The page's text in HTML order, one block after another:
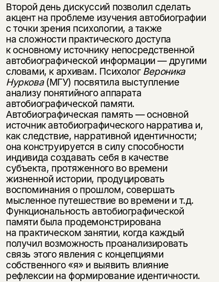
Второй день дискуссий позволил сделать
акцент на проблеме изучения автобиографии
с точки зрения психологии, а также
на сложности практического доступа
к основному источнику непосредственной
автобиографической информации — другими
словами, к архивам. Психолог Вероника
Нуркова (МГУ) посвятила выступление
анализу понятийного аппарата
автобиографической памяти.
Автобиографическая память — основной
источник автобиографического нарратива и,
как следствие, нарративной идентичности;
она конструируется в силу способности
индивида создавать себя в качестве
субъекта, протяженного во времени
жизненной истории, продуцировать
воспоминания о прошлом, совершать
мысленное путешествие во времени и т.д.
Функциональность автобиографической
памяти была продемонстрирована
на практическом занятии, когда каждый
получил возможность проанализировать
связь этого явления с концепциями
собственного «я» и выявить влияние
рефлексии на формирование идентичности.